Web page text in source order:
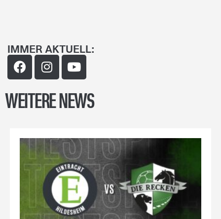
IMMER AKTUELL:
WEITERE NEWS